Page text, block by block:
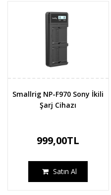
Smallrig NP-F970 Sony İkili
Şarj Cihazı
999,00TL
Satın Al